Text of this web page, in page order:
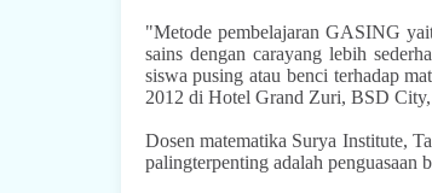
"Metode pembelajaran GASING
sains dengan carayang lebih
siswa pusing atau benci terhadap
2012 di Hotel Grand Zuri, BSD
Dosen matematika Surya Institute,
palingterpenting adalah penguasaan